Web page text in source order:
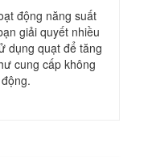
động năng suất
giải quyết nhiều
dụng quạt để tăng
cung cấp không